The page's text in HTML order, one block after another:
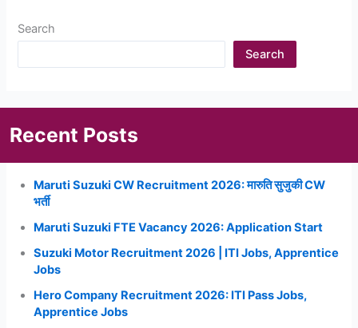
हुई
अब
फ्री
मोबाईल
Search
Search
Recent Posts
Maruti Suzuki CW Recruitment 2026: मारुति सुजुकी CW
भर्ती
Maruti Suzuki FTE Vacancy 2026: Application Start
Suzuki Motor Recruitment 2026 | ITI Jobs, Apprentice
Jobs
Hero Company Recruitment 2026: ITI Pass Jobs,
Apprentice Jobs